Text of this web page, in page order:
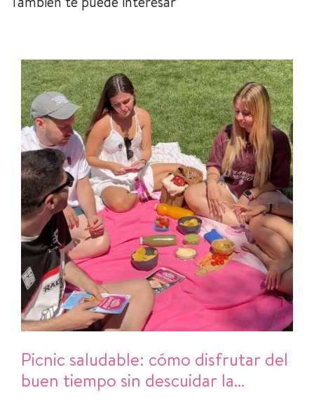
Picnic saludable: cómo disfrutar del
buen tiempo sin descuidar la